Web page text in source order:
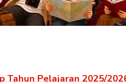
Tahun Pelajaran 2025/